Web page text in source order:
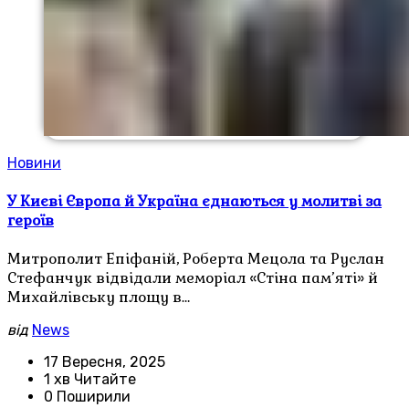
Новини
У Києві Європа й Україна єднаються у молитві за
героїв
Митрополит Епіфаній, Роберта Мецола та Руслан
Стефанчук відвідали меморіал «Стіна пам’яті» й
Михайлівську площу в…
від News
17 Вересня, 2025
1 хв Читайте
0 Поширили